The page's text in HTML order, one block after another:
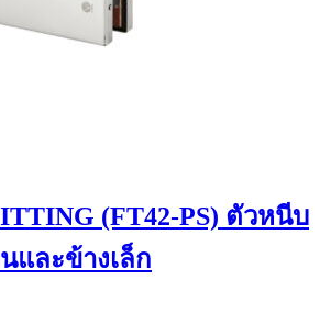
(FT42-PS) ตัวหนีบ
และข้างเล็ก